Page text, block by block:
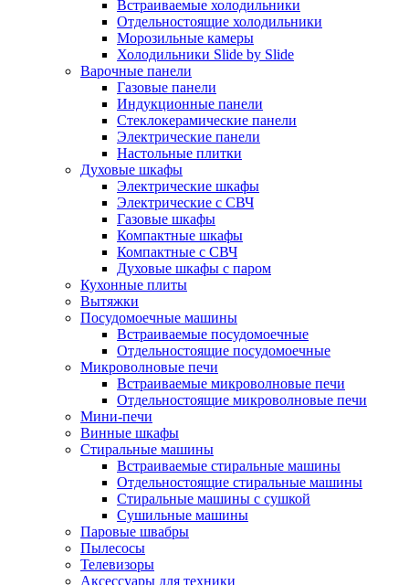
Встраиваемые холодильники
Отдельностоящие холодильники
Морозильные камеры
Холодильники Slide by Slide
Варочные панели
Газовые панели
Индукционные панели
Стеклокерамические панели
Электрические панели
Настольные плитки
Духовые шкафы
Электрические шкафы
Электрические с СВЧ
Газовые шкафы
Компактные шкафы
Компактные с СВЧ
Духовые шкафы с паром
Кухонные плиты
Вытяжки
Посудомоечные машины
Встраиваемые посудомоечные
Отдельностоящие посудомоечные
Микроволновые печи
Встраиваемые микроволновые печи
Отдельностоящие микроволновые печи
Мини-печи
Винные шкафы
Стиральные машины
Встраиваемые стиральные машины
Отдельностоящие стиральные машины
Стиральные машины с сушкой
Сушильные машины
Паровые швабры
Пылесосы
Телевизоры
Аксессуары для техники